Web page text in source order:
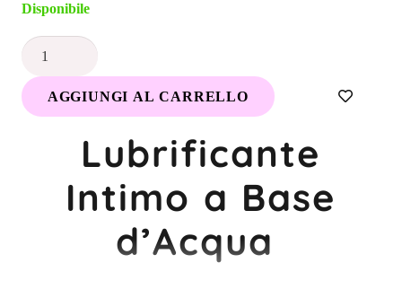
Disponibile
Gel
intimoAGGIUNGI AL CARRELLO
Lubrificante
Intimo a Base
d’Acqua